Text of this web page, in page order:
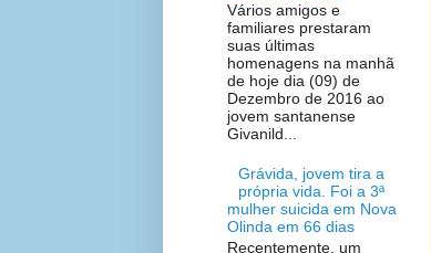
Vários amigos e
familiares prestaram
suas últimas
homenagens na manhã
de hoje dia (09) de
Dezembro de 2016 ao
jovem santanense
Givanild...
Grávida, jovem tira a
própria vida. Foi a 3ª
mulher suicida em Nova
Olinda em 66 dias
Recentemente, um